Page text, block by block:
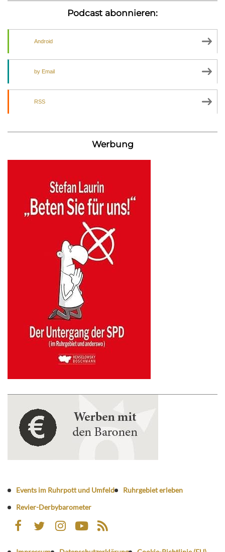
Podcast abonnieren:
Android
by Email
RSS
Werbung
Events im Ruhrpott und Umfeld
Ruhrgebiet erleben
Revier-Derbybarometer